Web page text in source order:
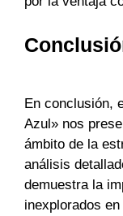
En conclusión,
Azul» nos
ámbito de la
análisis
demuestra la
inexplorados